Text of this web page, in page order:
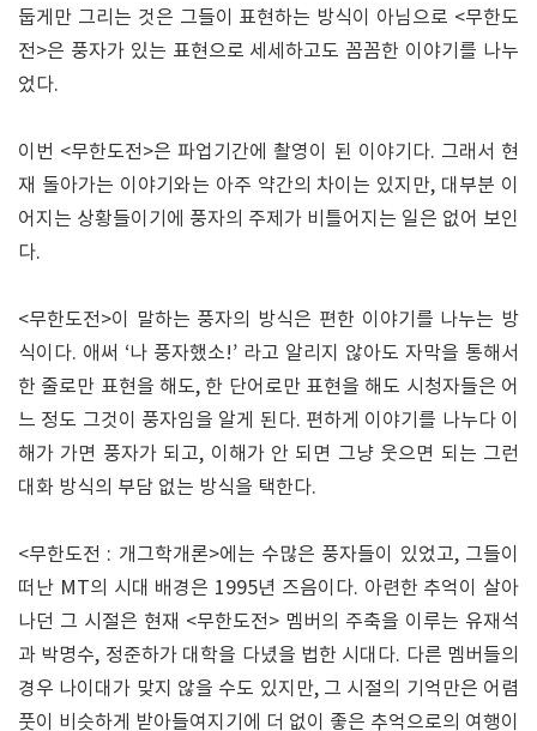
둡게만 그리는 것은 그들이 표현하는 방식이 아님으로 <무한도
전>은 풍자가 있는 표현으로 세세하고도 꼼꼼한 이야기를 나누
었다.
이번 <무한도전>은 파업기간에 촬영이 된 이야기다. 그래서 현
재 돌아가는 이야기와는 아주 약간의 차이는 있지만, 대부분 이
어지는 상황들이기에 풍자의 주제가 비틀어지는 일은 없어 보인
다.
<무한도전>이 말하는 풍자의 방식은 편한 이야기를 나누는 방
식이다. 애써 ‘나 풍자했소!’ 라고 알리지 않아도 자막을 통해서
한 줄로만 표현을 해도, 한 단어로만 표현을 해도 시청자들은 어
느 정도 그것이 풍자임을 알게 된다. 편하게 이야기를 나누다 이
해가 가면 풍자가 되고, 이해가 안 되면 그냥 웃으면 되는 그런
대화 방식의 부담 없는 방식을 택한다.
<무한도전 : 개그학개론>에는 수많은 풍자들이 있었고, 그들이
떠난 MT의 시대 배경은 1995년 즈음이다. 아련한 추억이 살아
나던 그 시절은 현재 <무한도전> 멤버의 주축을 이루는 유재석
과 박명수, 정준하가 대학을 다녔을 법한 시대다. 다른 멤버들의
경우 나이대가 맞지 않을 수도 있지만, 그 시절의 기억만은 어렴
풋이 비슷하게 받아들여지기에 더 없이 좋은 추억으로의 여행이